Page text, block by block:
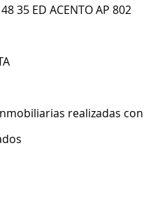
35 ED ACENTO AP 802
realizadas con